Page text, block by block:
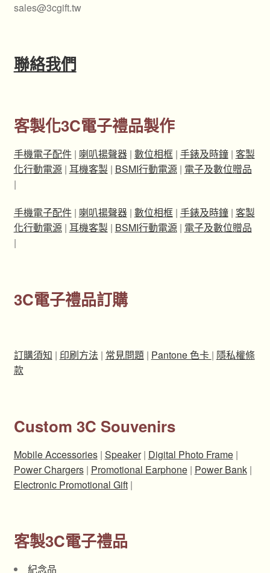
sales@3cgift.tw
聯絡我們
客製化3C電子禮品製作
手機電子配件| 喇叭揚聲器| 數位相框| 手錶及時鐘| 客製
化行動電源| 耳機客製| BSMI行動電源| 電子及數位贈品
|
手機電子配件| 喇叭揚聲器| 數位相框| 手錶及時鐘| 客製
化行動電源| 耳機客製| BSMI行動電源| 電子及數位贈品
|
3C電子禮品訂購
訂購須知 | 印刷方法 | 常見問題| Pantone 色卡 | 隱私權條
款
Custom 3C Souvenirs
Mobile Accessories| Speaker| Digital Photo Frame|
Power Chargers| Promotional Earphone| Power Bank|
Electronic Promotional Gift|
客製3C電子禮品
紀念品